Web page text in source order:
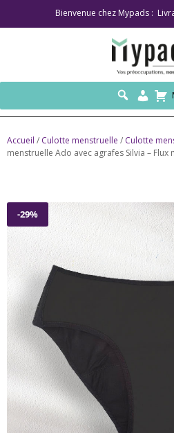
Bienvenue chez Mypads :
Accueil / Culotte menstruelle / Culotte
menstruelle Ado avec agrafes Silvia – Flux
-29%